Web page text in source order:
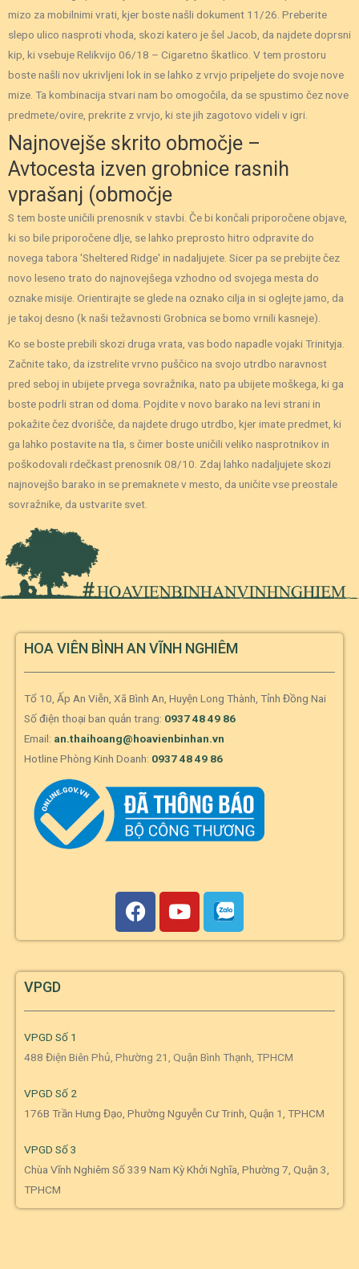
mizo za mobilnimi vrati, kjer boste našli dokument 11/26. Preberite
slepo ulico nasproti vhoda, skozi katero je šel Jacob, da najdete doprsni
kip, ki vsebuje Relikvijo 06/18 – Cigaretno škatlico. V tem prostoru
boste našli nov ukrivljeni lok in se lahko z vrvjo pripeljete do svoje nove
mize. Ta kombinacija stvari nam bo omogočila, da se spustimo čez nove
predmete/ovire, prekrite z vrvjo, ki ste jih zagotovo videli v igri.
Najnovejše skrito območje –
Avtocesta izven grobnice rasnih
vprašanj (območje
S tem boste uničili prenosnik v stavbi. Če bi končali priporočene objave,
ki so bile priporočene dlje, se lahko preprosto hitro odpravite do
novega tabora 'Sheltered Ridge' in nadaljujete. Sicer pa se prebijte čez
novo leseno trato do najnovejšega vzhodno od svojega mesta do
oznake misije. Orientirajte se glede na oznako cilja in si oglejte jamo, da
je takoj desno (k naši težavnosti Grobnica se bomo vrnili kasneje).
Ko se boste prebili skozi druga vrata, vas bodo napadle vojaki Trinityja.
Začnite tako, da izstrelite vrvno puščico na svojo utrdbo naravnost
pred seboj in ubijete prvega sovražnika, nato pa ubijete moškega, ki ga
boste podrli stran od doma. Pojdite v novo barako na levi strani in
pokažite čez dvorišče, da najdete drugo utrdbo, kjer imate predmet, ki
ga lahko postavite na tla, s čimer boste uničili veliko nasprotnikov in
poškodovali rdečkast prenosnik 08/10. Zdaj lahko nadaljujete skozi
najnovejšo barako in se premaknete v mesto, da uničite vse preostale
sovražnike, da ustvarite svet.
HOA VIÊN BÌNH AN VĨNH NGHIÊM
Tổ 10, Ấp An Viễn, Xã Bình An, Huyện Long Thành, Tỉnh Đồng Nai
Số điện thoại ban quản trang: 0937 48 49 86
Email: an.thaihoang@hoavienbinhan.vn
Hotline Phòng Kinh Doanh: 0937 48 49 86
VPGD
VPGD Số 1
488 Điện Biên Phủ, Phường 21, Quận Bình Thạnh, TPHCM
VPGD Số 2
176B Trần Hưng Đạo, Phường Nguyễn Cư Trinh, Quận 1, TPHCM
VPGD Số 3
Chùa Vĩnh Nghiêm Số 339 Nam Kỳ Khởi Nghĩa, Phường 7, Quận 3,
TPHCM